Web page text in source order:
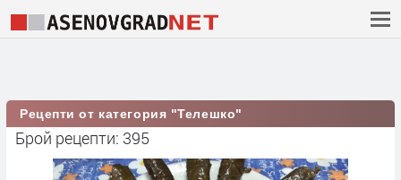
Рецепти от категория "Телешко"
Брой рецепти: 395